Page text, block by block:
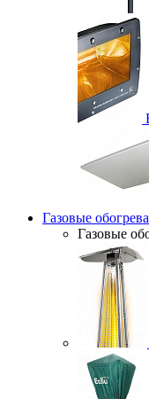
Газовые
Газовые